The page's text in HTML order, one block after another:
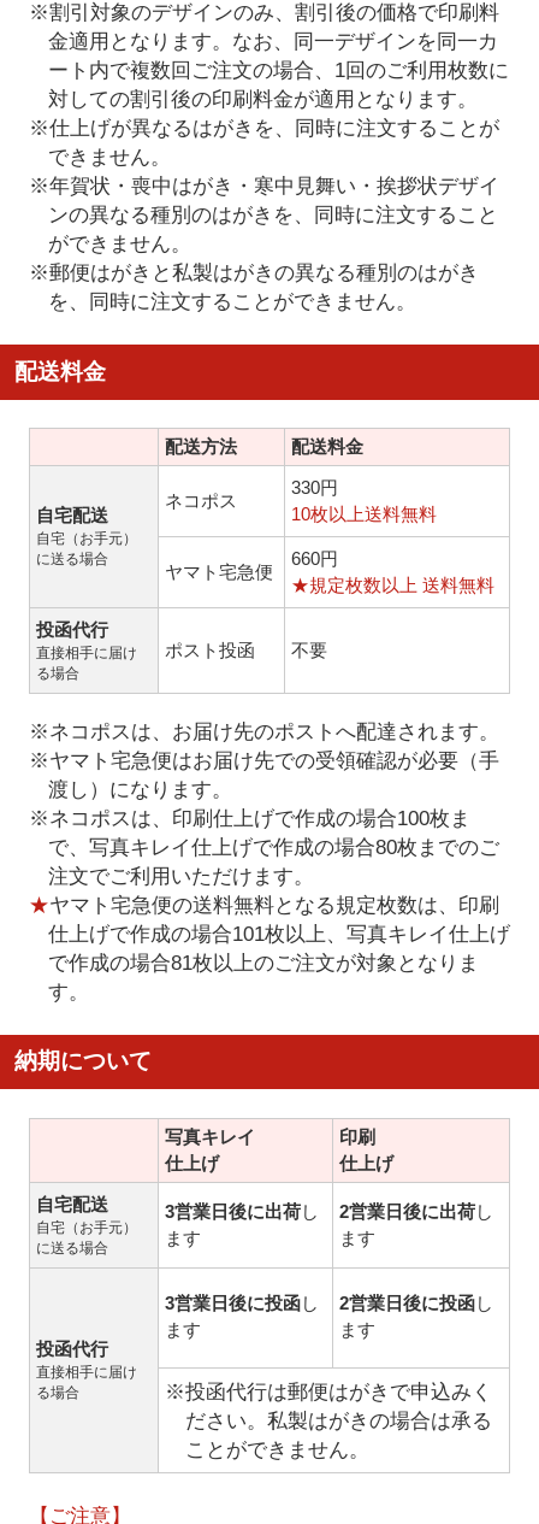
※割引対象のデザインのみ、割引後の価格で印刷料
金適用となります。なお、同一デザインを同一カ
ート内で複数回ご注文の場合、1回のご利用枚数に
対しての割引後の印刷料金が適用となります。
※仕上げが異なるはがきを、同時に注文することが
できません。
※年賀状・喪中はがき・寒中見舞い・挨拶状デザイ
ンの異なる種別のはがきを、同時に注文すること
ができません。
※郵便はがきと私製はがきの異なる種別のはがき
を、同時に注文することができません。
配送料金
配送方法 配送料金
自宅配送
自宅（お手元）
に送る場合
ネコポス
330円
10枚以上送料無料
ヤマト宅急便
660円
★規定枚数以上 送料無料
投函代行
直接相手に届け
る場合
ポスト投函 不要
※ネコポスは、お届け先のポストへ配達されます。
※ヤマト宅急便はお届け先での受領確認が必要（手
渡し）になります。
※ネコポスは、印刷仕上げで作成の場合100枚ま
で、写真キレイ仕上げで作成の場合80枚までのご
注文でご利用いただけます。
★ヤマト宅急便の送料無料となる規定枚数は、印刷
仕上げで作成の場合101枚以上、写真キレイ仕上げ
で作成の場合81枚以上のご注文が対象となりま
す。
納期について
写真キレイ
仕上げ
印刷
仕上げ
自宅配送
自宅（お手元）
に送る場合
3営業日後に出荷し
ます
2営業日後に出荷し
ます
投函代行
直接相手に届け
る場合
3営業日後に投函し
ます
2営業日後に投函し
ます
※投函代行は郵便はがきで申込みく
ださい。私製はがきの場合は承る
ことができません。
【ご注意】